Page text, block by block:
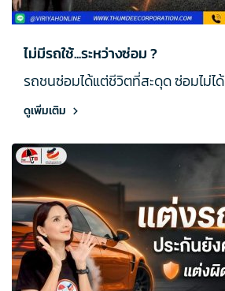
ไม่มีรถใช้...ระหว่างซ่อม ?
รถชนซ่อมได้แต่ชีวิตที่สะดุด ซ่อมไม่ได้
ดูเพิ่มเติม